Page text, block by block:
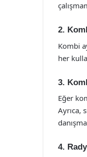
2.
Kombi
her
3.
Eğer
Ayrıca,
4.